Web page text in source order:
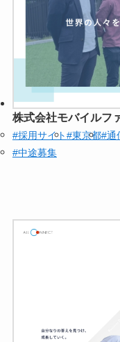
株式会社モバイルフ
#採用サイト#東京都#通
#中途募集